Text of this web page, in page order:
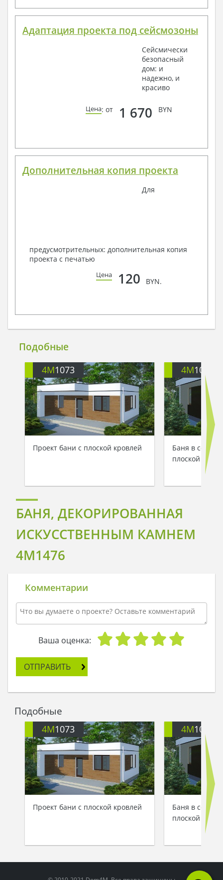
Адаптация проекта под сейсмозоны
Сейсмически
безопасный
дом: и
надежно, и
красиво
Цена: от 1 670 BYN
Дополнительная копия проекта
Для
предусмотрительных: дополнительная копия
проекта с печатью
Цена 120 BYN.
Подобные
4M1073
Проект бани с плоской кровлей
4M1072
Баня в
плоской
БАНЯ, ДЕКОРИРОВАННАЯ
ИСКУССТВЕННЫМ КАМНЕМ
4M1476
Комментарии
Ваша оценка:
ОТПРАВИТЬ
Подобные
4M1073
Проект бани с плоской кровлей
4M1072
Баня в
плоской